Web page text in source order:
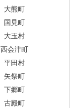
大熊町
国見町
大玉村
西会津町
平田村
矢祭町
下郷町
古殿町